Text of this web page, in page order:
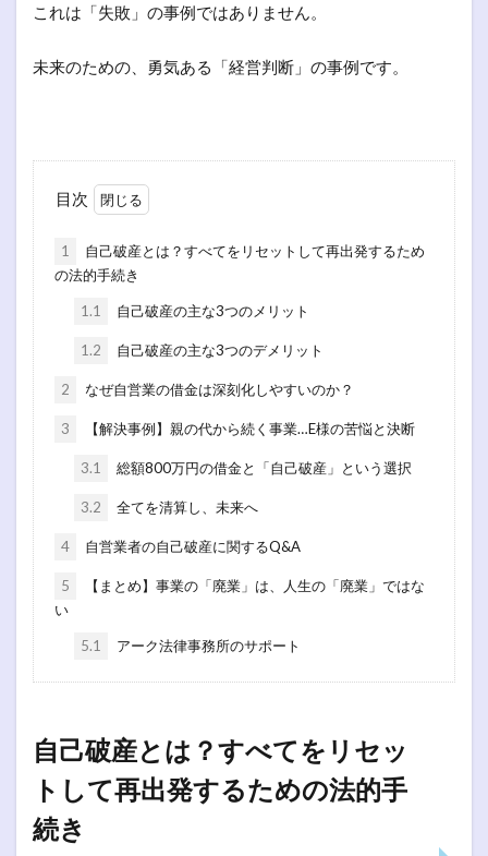
これは「失敗」の事例ではありません。
未来のための、勇気ある「経営判断」の事例です。
目次
1
自己破産とは？すべてをリセットして再出発するため
の法的手続き
1.1 自己破産の主な3つのメリット
1.2 自己破産の主な3つのデメリット
2 なぜ自営業の借金は深刻化しやすいのか？
3 【解決事例】親の代から続く事業…E様の苦悩と決断
3.1 総額800万円の借金と「自己破産」という選択
3.2 全てを清算し、未来へ
4 自営業者の自己破産に関するQ&A
5
【まとめ】事業の「廃業」は、人生の「廃業」ではな
い
5.1 アーク法律事務所のサポート
自己破産とは？すべてをリセッ
トして再出発するための法的手
続き